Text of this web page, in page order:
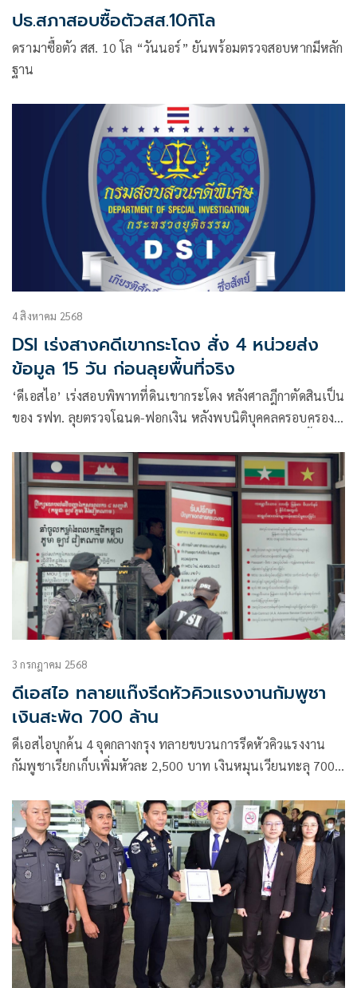
ปธ.สภาสอบซื้อตัวสส.10กิโล
ดรามาซื้อตัว สส. 10 โล “วันนอร์” ยันพร้อมตรวจสอบหากมีหลัก
ฐาน
4 สิงหาคม 2568
DSI เร่งสางคดีเขากระโดง สั่ง 4 หน่วยส่ง
ข้อมูล 15 วัน ก่อนลุยพื้นที่จริง
‘ดีเอสไอ’ เร่งสอบพิพาทที่ดินเขากระโดง หลังศาลฎีกาตัดสินเป็น
ของ รฟท. ลุยตรวจโฉนด-ฟอกเงิน หลังพบนิติบุคคลครอบครอง
สอบผู้เกี่ยวข้อง
3 กรกฎาคม 2568
ดีเอสไอ ทลายแก๊งรีดหัวคิวแรงงานกัมพูชา
เงินสะพัด 700 ล้าน
ดีเอสไอบุกค้น 4 จุดกลางกรุง ทลายขบวนการรีดหัวคิวแรงงาน
กัมพูชาเรียกเก็บเพิ่มหัวละ 2,500 บาท เงินหมุนเวียนทะลุ 700